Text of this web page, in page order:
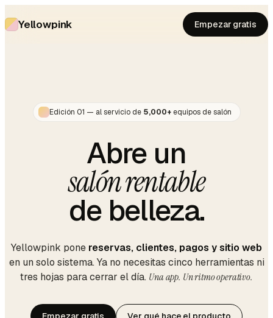
Yellowpink Empezar gratis
Edición 01 — al servicio de 5,000+equipos de salón
Abre un
salón rentable
de belleza.
Yellowpink pone reservas, clientes, pagos y sitio web
en un solo sistema. Ya no necesitas cinco herramientas ni
tres hojas para cerrar el día. Una app. Un ritmo operativo.